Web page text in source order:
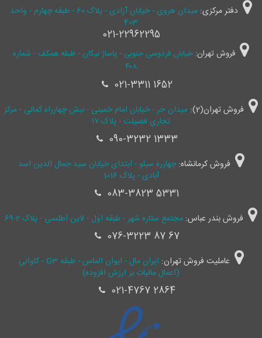
دفتر مرکزی:
میدان هروی - خیابان آزادی - پلاک 60 - طبقه چهارم - واحد
403
021-22962295
فروش تهران: خیابان فردوسی جنوبی - پاساژ نیکان - طبقه همکف - شماره
۴۰۸
021-3311 1652
فروش تهران(2):
میدان حر - خیابان امام خمینی - نبش چهارراه کمالی - مرکز
تجاری فضیلت - پلاک ۱۷
090-3232 1333
فروش کرمانشاه:چهارره سیلو - ابتدای خیابان سید جمال ‌الدین اسد
آبادی - پلاک 1016
083-3823 5331
فروش بندر عباس: مجتمع ستاره شهر - طبقه اول - لاین اطلسی - پلاک 2-69
076-3223 87 67
عاملیت فروش تهران:
ایران مال - ایوان الماس - طبقه G3 - کاوانی
(اعمال مالیات بر ارزش افزوده)
021-4767 2864